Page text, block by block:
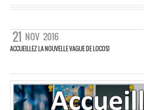
21 NOV 2016
ACCUEILLEZ LA NOUVELLE VAGUE DE LOCOS!